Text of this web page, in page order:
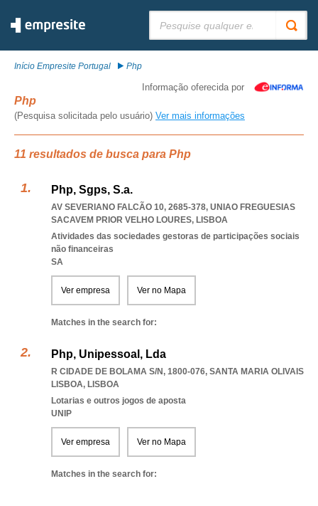
Início Empresite Portugal Php
Informação oferecida por
Php
(Pesquisa solicitada pelo usuário) Ver mais informações
11 resultados de busca para Php
Php, Sgps, S.a.
AV SEVERIANO FALCÃO 10, 2685-378, UNIAO FREGUESIAS
SACAVEM PRIOR VELHO LOURES, LISBOA
Atividades das sociedades gestoras de participações sociais
não financeiras
SA
Ver empresa Ver no Mapa
Matches in the search for:
Php, Unipessoal, Lda
R CIDADE DE BOLAMA S/N, 1800-076, SANTA MARIA OLIVAIS
LISBOA, LISBOA
Lotarias e outros jogos de aposta
UNIP
Ver empresa Ver no Mapa
Matches in the search for: